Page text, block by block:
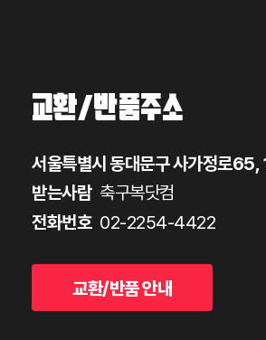
교환/반품주소
서울특별시 동대문구 사가정로
받는사람축구복닷컴
전화번호02-2254-4422
교환/반품 안내